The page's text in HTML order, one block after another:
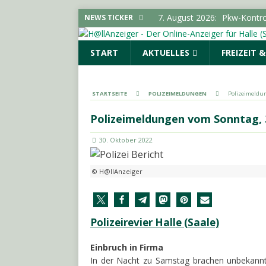
NEWS TICKER 7. August 2026: Pkw-
POLIZEIMELDUNGEN
7. August 2026:
(SAALE) & UMGEBUNG
LOKALE NACHRICHTEN -
SACHSEN-ANHALT INFO
keine Förderhindernisse
START AKTUELLES FREIZEIT
STARTSEITE POLIZEIMELDUNGEN
Polizeimeldungen vom Sonntag,
30. Oktober 2022
© H@llAnzeiger
Polizeirevier Halle (Saale)
Einbruch in Firma
In der Nacht zu Samstag brachen